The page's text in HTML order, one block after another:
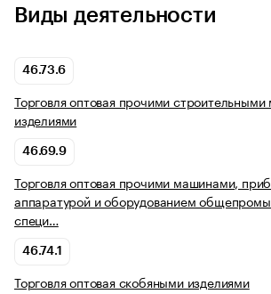
Виды деятельности
46.73.6
Торговля оптовая прочими
изделиями
46.69.9
Торговля оптовая прочими машинами,
аппаратурой и оборудованием
специ…
46.74.1
Торговля оптовая скобяными изделиями